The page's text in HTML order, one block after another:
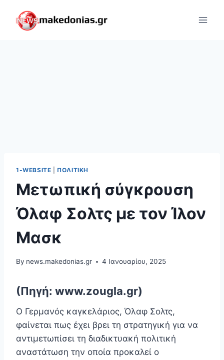
content
1-WEBSITE ΠΟΛΙΤΙΚΉ
Μετωπική σύγκρουση
Όλαφ Σολτς με τον Ίλον
Μασκ
By news.makedonias.gr 4 Ιανουαρίου, 2025
(Πηγή: www.zougla.gr)
Ο Γερμανός καγκελάριος, Όλαφ Σολτς,
φαίνεται πως έχει βρει τη στρατηγική για να
αντιμετωπίσει τη διαδικτυακή πολιτική
αναστάτωση την οποία προκαλεί ο